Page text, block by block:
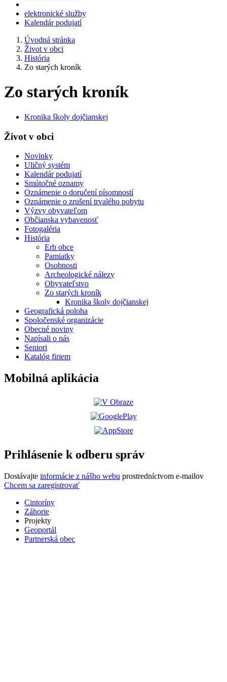
elektronické služby
Kalendár podujatí
Úvodná stránka
Život v obci
História
Zo starých kroník
Zo starých kroník
Kronika školy dojčianskej
Život v obci
Novinky
Uličný systém
Kalendár podujatí
Smútočné oznamy
Oznámenie o doručení písomností
Oznámenie o zrušení trvalého pobytu
Výzvy obyvateľom
Občianska vybavenosť
Fotogaléria
História
Erb obce
Pamiatky
Osobnosti
Archeologické nálezy
Obyvateľstvo
Zo starých kroník
Kronika školy dojčianskej
Geografická poloha
Spoločenské organizácie
Obecné noviny
Napísali o nás
Seniori
Katalóg firiem
Mobilná aplikácia
Prihlásenie k odberu správ
Dostávajte informácie z nášho webu prostredníctvom e-mailov
Chcem sa zaregistrovať
Cintoríny
Záhorie
Projekty
Geoportál
Partnerská obec